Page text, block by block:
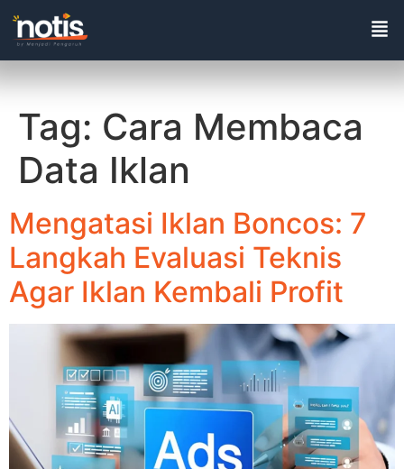
Tag: Cara Membaca
Data Iklan
Mengatasi Iklan Boncos: 7
Langkah Evaluasi Teknis
Agar Iklan Kembali Profit